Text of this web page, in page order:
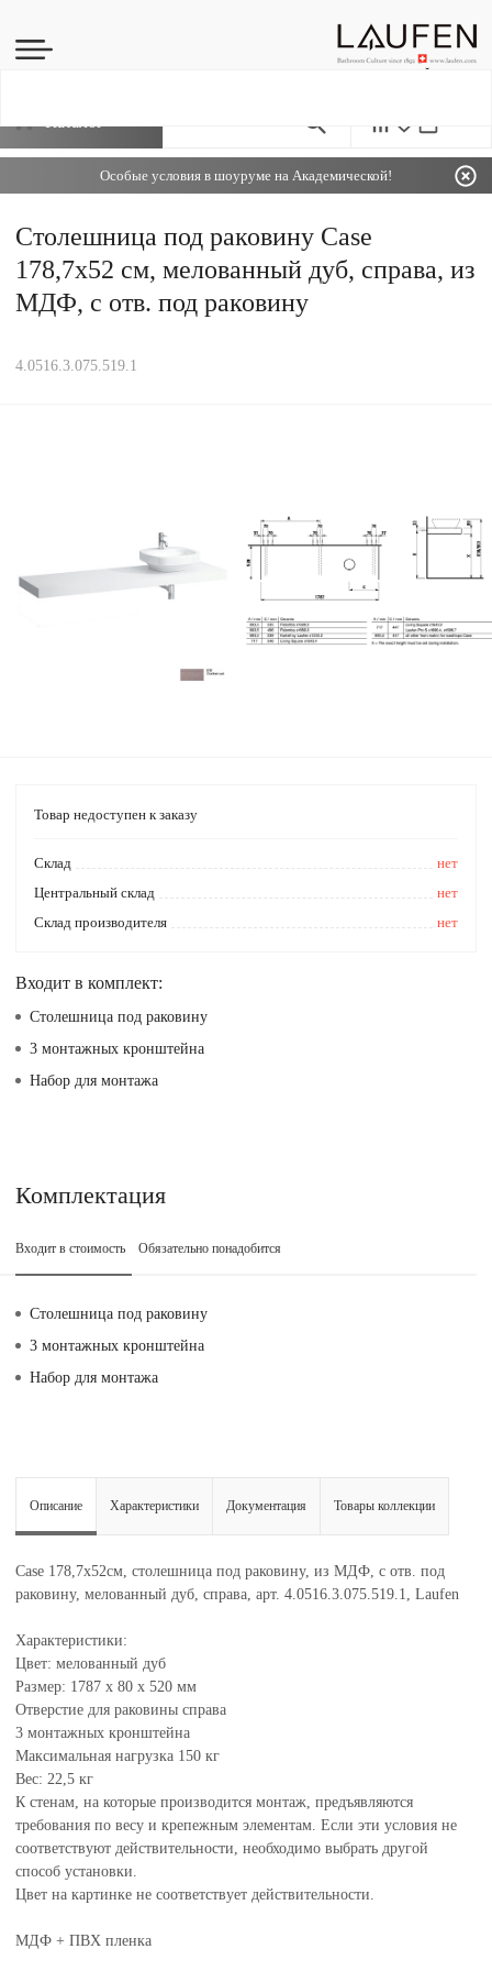
Особые условия в шоуруме на Академической!
Столешница под раковину Case
178,7х52 см, мелованный дуб, справа, из
МДФ, с отв. под раковину
4.0516.3.075.519.1
Товар недоступен к заказу
Cклад
нет
Центральный склад
нет
Склад производителя
нет
Входит в комплект:
Столешница под раковину
3 монтажных кронштейна
Набор для монтажа
Комплектация
Входит в стоимость Обязательно понадобится
Столешница под раковину
3 монтажных кронштейна
Набор для монтажа
Описание Характеристики Документация Товары коллекции
Case 178,7х52см, столешница под раковину, из МДФ, с отв. под
раковину, мелованный дуб, справа, арт. 4.0516.3.075.519.1, Laufen
Характеристики:
Цвет: мелованный дуб
Размер: 1787 x 80 x 520 мм
Отверстие для раковины справа
3 монтажных кронштейна
Максимальная нагрузка 150 кг
Вес: 22,5 кг
К стенам, на которые производится монтаж, предъявляются
требования по весу и крепежным элементам. Если эти условия не
соответствуют действительности, необходимо выбрать другой
способ установки.
Цвет на картинке не соответствует действительности.
МДФ + ПВХ пленка